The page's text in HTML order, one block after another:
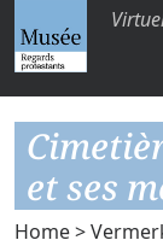
et ses
Home>